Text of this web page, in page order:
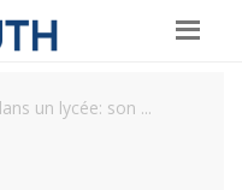
un lycée: son ...